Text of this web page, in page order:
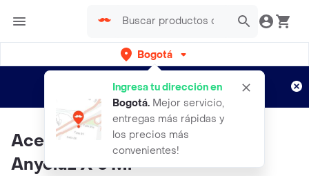
Bogotá
Ingresa tu dirección en
Bogotá. Mejor servicio,
entregas más rápidas y
los precios más
convenientes!
envíos gratis por semanas
Aplican TyC
Aceite Labial Lip Oil Durazno
Anyeluz X 5 Ml